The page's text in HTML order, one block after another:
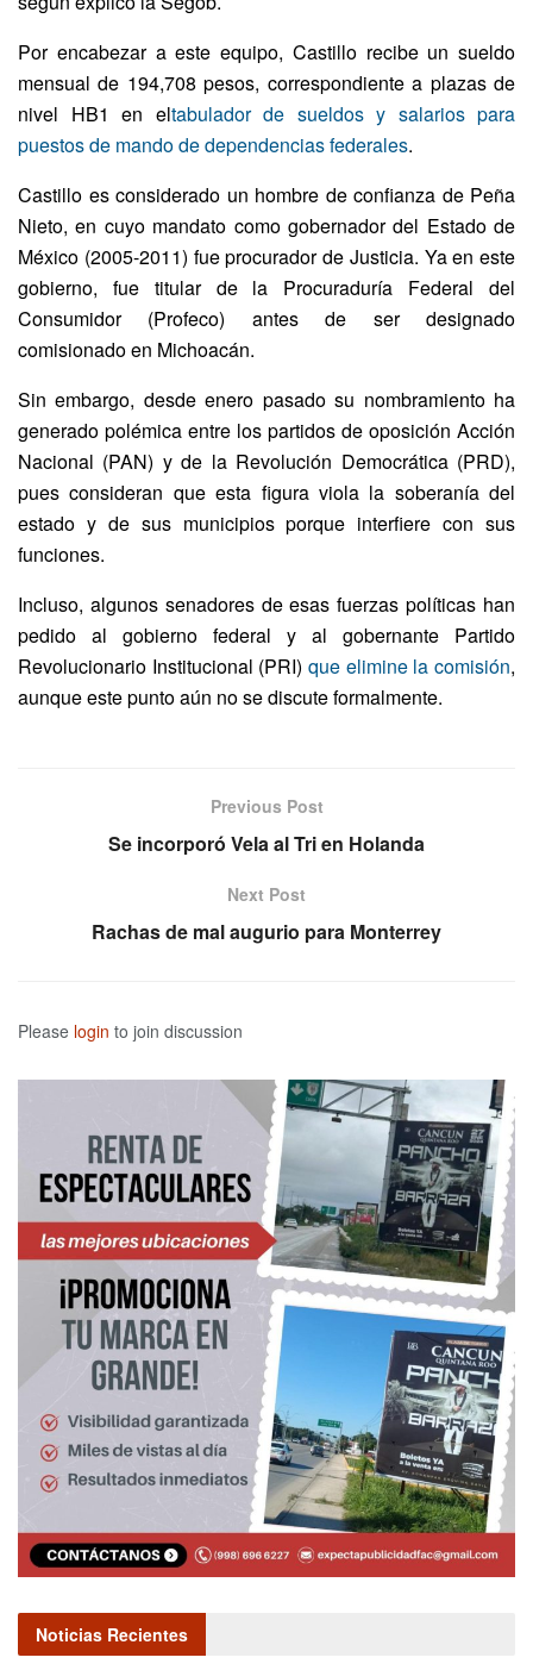
Por encabezar a este equipo, Castillo recibe un sueldo
mensual de 194,708 pesos, correspondiente a plazas de
nivel HB1 en eltabulador de sueldos y salarios para
puestos de mando de dependencias federales.
Castillo es considerado un hombre de confianza de Peña
Nieto, en cuyo mandato como gobernador del Estado de
México (2005-2011) fue procurador de Justicia. Ya en este
gobierno, fue titular de la Procuraduría Federal del
Consumidor (Profeco) antes de ser designado
comisionado en Michoacán.
Sin embargo, desde enero pasado su nombramiento ha
generado polémica entre los partidos de oposición Acción
Nacional (PAN) y de la Revolución Democrática (PRD),
pues consideran que esta figura viola la soberanía del
estado y de sus municipios porque interfiere con sus
funciones.
Incluso, algunos senadores de esas fuerzas políticas han
pedido al gobierno federal y al gobernante Partido
Revolucionario Institucional (PRI) que elimine la comisión,
aunque este punto aún no se discute formalmente.
Previous Post
Se incorporó Vela al Tri en Holanda
Next Post
Rachas de mal augurio para Monterrey
Please login to join discussion
Noticias Recientes